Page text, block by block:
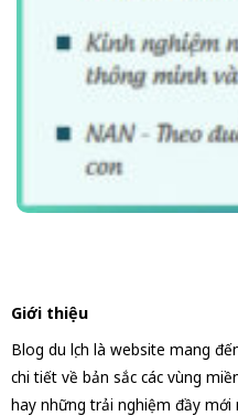
Giới thiệu
Blog du lịch là website mang
chi tiết về bản sắc các vùng
hay những trải nghiệm đầy mới